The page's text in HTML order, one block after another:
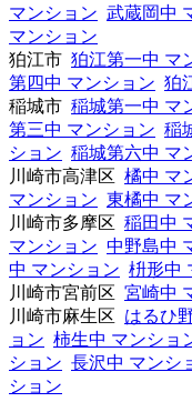
マンション 武蔵岡中
マンション
狛江市 狛江第一中 マ
第四中 マンション 狛
稲城市 稲城第一中 マ
第三中 マンション 稲
ション 稲城第六中 マ
川崎市高津区 橘中 マ
マンション 東橘中 マ
川崎市多摩区 稲田中
マンション 中野島中
中 マンション 枡形中
川崎市宮前区 宮崎中
川崎市麻生区 はるひ
ョン 柿生中 マンショ
ション 長沢中 マンシ
ション